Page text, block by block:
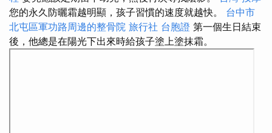
您的永久防曬霜越明顯，孩子習慣的速度就越快。 台中市
北屯區軍功路周邊的整骨院 旅行社 台胞證 第一個生日結束
後，他總是在陽光下出來時給孩子塗上塗抹霜。